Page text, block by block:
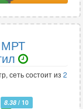
23
МРТ
сеть состоит из 2
8.38 / 10